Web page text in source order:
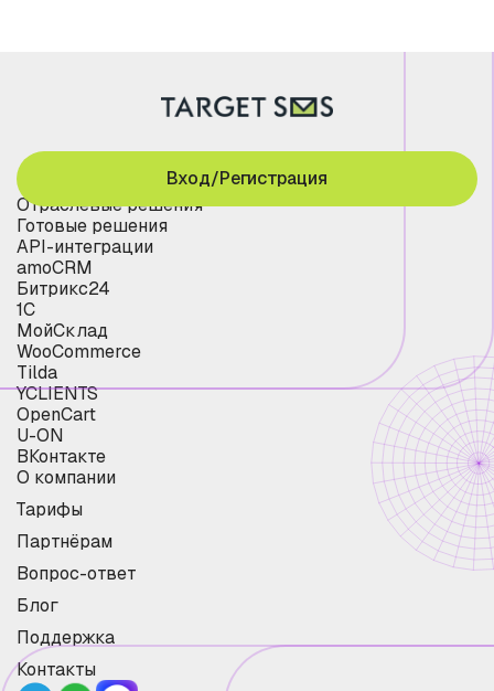
Отраслевые решения
Готовые решения
API-интеграции
amoCRM
Битрикс24
1С
МойСклад
WooCommerce
Tilda
YCLIENTS
OpenCart
U-ON
ВКонтакте
О компании
Тарифы
Партнёрам
Вопрос-ответ
Блог
Поддержка
Контакты
Вход/Регистрация